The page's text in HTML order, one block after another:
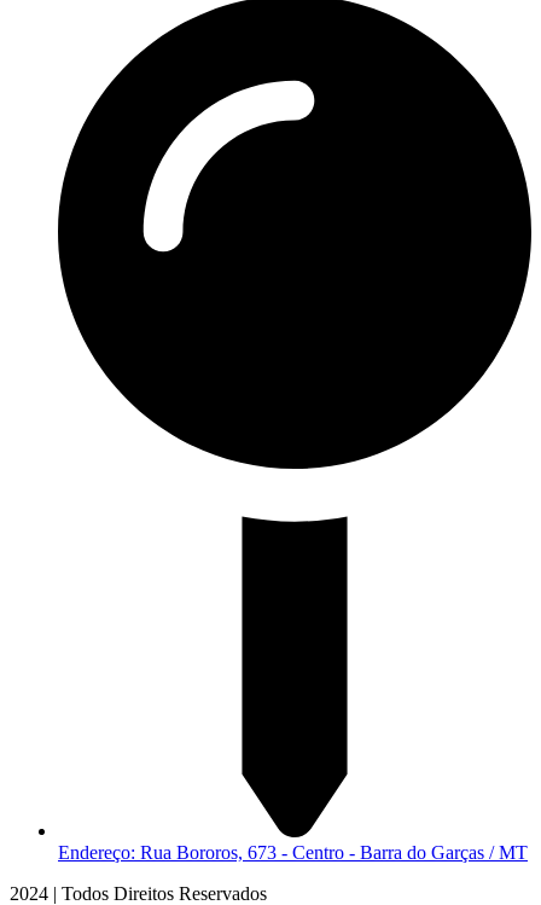
Endereço: Rua Bororos, 673 - Centro - Barra do Garças / MT
2024 | Todos Direitos Reservados